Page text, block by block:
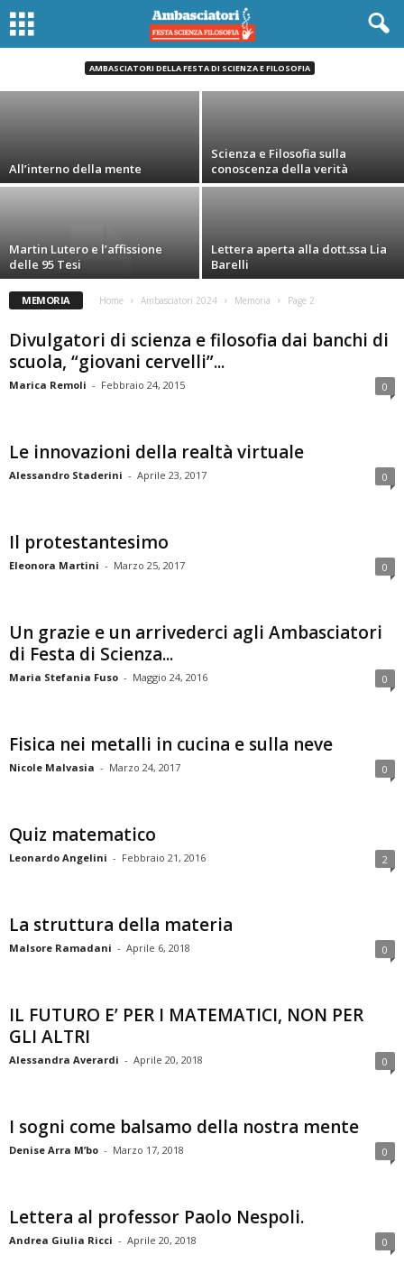
AMBASCIATORI DELLA FESTA DI SCIENZA E FILOSOFIA
Scienza e di Filosofia” di Foligno seguono le
conferenze di approfondimento sui temi...
Giorgia Romagnoli - Gennaio 24, 2022
All’interno della mente
Scienza e Filosofia sulla
conoscenza della verità
Martin Lutero e l’affissione
delle 95 Tesi
Lettera aperta alla dott.ssa Lia
Barelli
MEMORIA Home Ambasciatori 2024 Memoria Page 2
Divulgatori di scienza e filosofia dai banchi di
scuola, “giovani cervelli”...
Marica Remoli - Febbraio 24, 2015 0
Le innovazioni della realtà virtuale
Alessandro Staderini - Aprile 23, 2017 0
Il protestantesimo
Eleonora Martini - Marzo 25, 2017 0
Un grazie e un arrivederci agli Ambasciatori
di Festa di Scienza...
Maria Stefania Fuso - Maggio 24, 2016 0
Fisica nei metalli in cucina e sulla neve
Nicole Malvasia - Marzo 24, 2017 0
Quiz matematico
Leonardo Angelini - Febbraio 21, 2016 2
La struttura della materia
Malsore Ramadani - Aprile 6, 2018 0
IL FUTURO E’ PER I MATEMATICI, NON PER
GLI ALTRI
Alessandra Averardi - Aprile 20, 2018 0
I sogni come balsamo della nostra mente
Denise Arra M’bo - Marzo 17, 2018 0
Lettera al professor Paolo Nespoli.
Andrea Giulia Ricci - Aprile 20, 2018 0